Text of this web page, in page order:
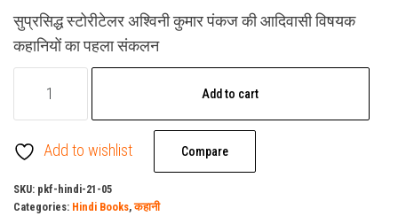
सुप्रसिद्ध स्टोरीटेलर अश्विनी कुमार पंकज की आदिवासी विषयक
कहानियों का पहला संकलन
Corner)
Add to cart
Add to wishlist Compare
SKU: pkf-hindi-21-05
Categories: Hindi Books,कहानी